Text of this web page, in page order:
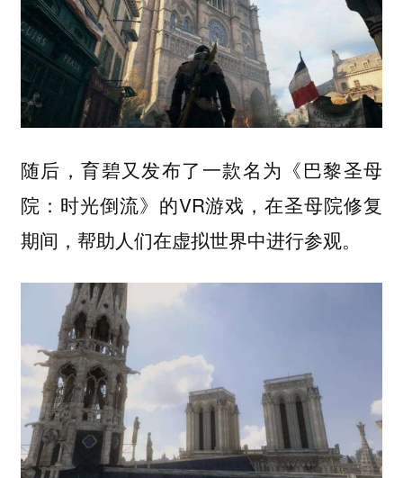
随后，育碧又发布了一款名为《巴黎圣母
院：时光倒流》的VR游戏，在圣母院修复
期间，帮助人们在虚拟世界中进行参观。